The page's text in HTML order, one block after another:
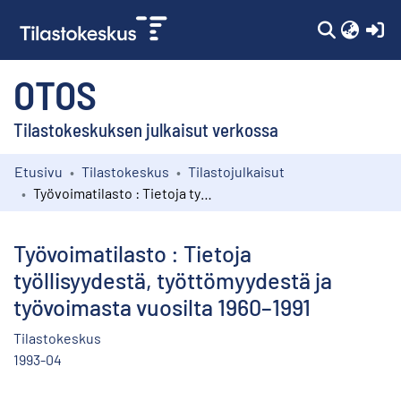
OTOS
Tilastokeskuksen julkaisut verkossa
Kokoelmat
Etusivu Tilastokeskus
Tilastojulkaisut
Työvoimatilasto : Tietoja
työllisyydestä, työttömyydestä ja
työvoimasta vuosilta 1960–1991
Tilastokeskus
1993-04